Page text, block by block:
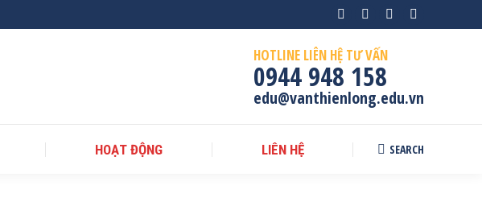
page
opens
in
new
window
page
opens
in
new
window
new
window
new
window
HOTLINE LIÊN HỆ TƯ VẤN
0944 948 158
edu@vanthienlong.edu.vn
HOẠT ĐỘNG LIÊN HỆ Search:
SEARCH